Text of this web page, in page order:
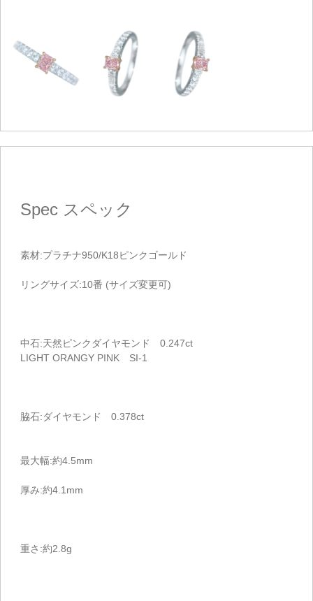
Spec スペック
素材:プラチナ950/K18ピンクゴールド
リングサイズ:10番 (サイズ変更可)
中石:天然ピンクダイヤモンド 0.247ct
LIGHT ORANGY PINK SI-1
脇石:ダイヤモンド 0.378ct
最大幅:約4.5mm
厚み:約4.1mm
重さ:約2.8g